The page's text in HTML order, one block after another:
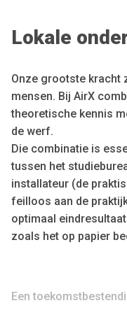
Lokale
Onze grootste kracht
mensen. Bij AirX
theoretische kennis
de werf.
Die combinatie is
tussen het
installateur (de
feilloos aan de
optimaal
zoals het op papier
Een